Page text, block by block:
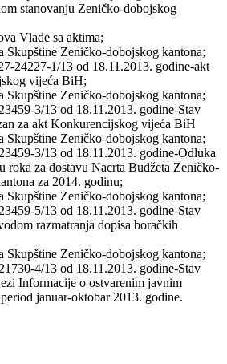
stanovanju Zeničko-dobojskog
Vlade sa aktima;
Zeničko-dobojskog kantona;
24227-1/13 od 18.11.2013. godine-akt
vijeća BiH;
Zeničko-dobojskog kantona;
3/13 od 18.11.2013. godine-Stav
za akt Konkurencijskog vijeća BiH
Zeničko-dobojskog kantona;
3/13 od 18.11.2013. godine-Odluka
roka za dostavu Nacrta Budžeta Zeničko-
za 2014. godinu;
Zeničko-dobojskog kantona;
5/13 od 18.11.2013. godine-Stav
razmatranja dopisa boračkih
Zeničko-dobojskog kantona;
4/13 od 18.11.2013. godine-Stav
Informacije o ostvarenim javnim
januar-oktobar 2013. godine.